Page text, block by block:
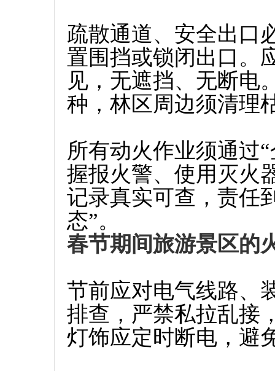
疏散通道、安全出口
置围挡或锁闭出口。
见，无遮挡、无断电
种，林区周边须清理
所有动火作业须通过
握报火警、使用灭火
记录真实可查，责任
态”。
春节期间旅游景区的
节前应对电气线路、
排查，严禁私拉乱接
灯饰应定时断电，避